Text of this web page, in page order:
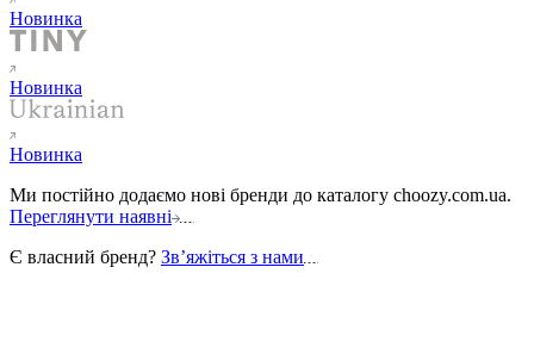
Новинка
Новинка
Новинка
Ми постійно додаємо нові бренди до каталогу choozy.com.ua.
Переглянути наявні
Є власний бренд? Звʼяжіться з нами